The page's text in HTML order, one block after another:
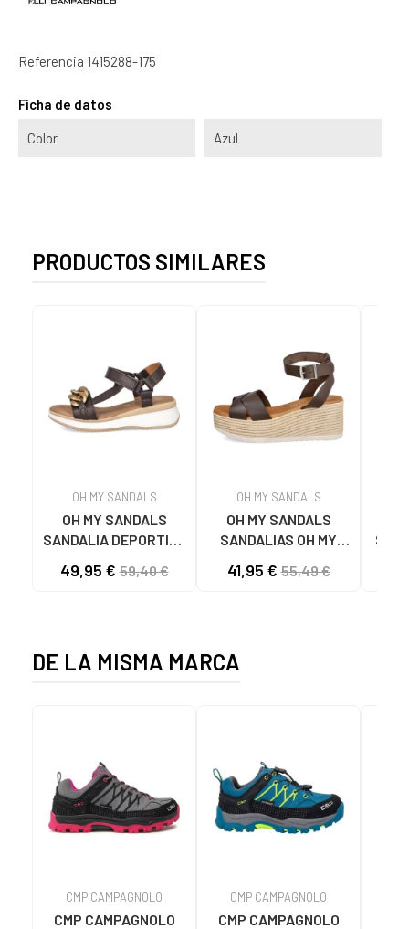
Referencia 1415288-175
Ficha de datos
Color Azul
PRODUCTOS SIMILARES
OH MY SANDALS
OH MY SANDALS
SANDALIA DEPORTIVA
ESLABONES MARRON
49,95 €59,40 €
OH MY SANDALS
OH MY SANDALS
SANDALIAS OH MY
PLATAFORMA
41,95 €55,49 €
DE LA MISMA MARCA
CMP CAMPAGNOLO
CMP CAMPAGNOLO
CMP CAMPAGNOLO
CMP CAMPAGNOLO